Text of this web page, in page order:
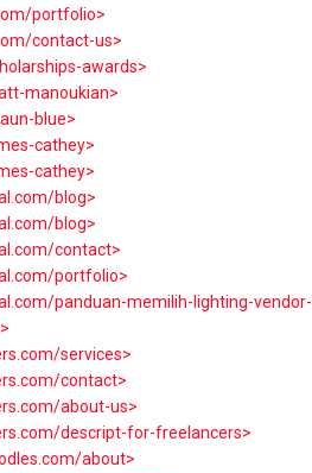
portfolio>
contact-us>
awards>
manoukian>
blue>
cathey>
cathey>
blog>
blog>
contact>
portfolio>
panduan-memilih-lighting-vendor-
services>
contact>
about-us>
descript-for-freelancers>
about>